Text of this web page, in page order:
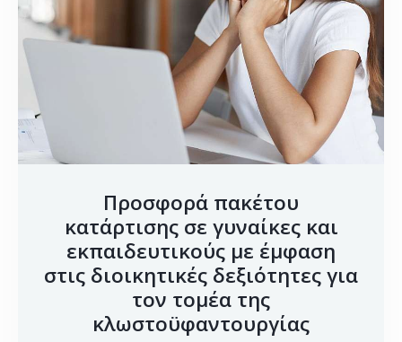
Προσφορά πακέτου
κατάρτισης σε γυναίκες και
εκπαιδευτικούς με έμφαση
στις διοικητικές δεξιότητες για
τον τομέα της
κλωστοϋφαντουργίας